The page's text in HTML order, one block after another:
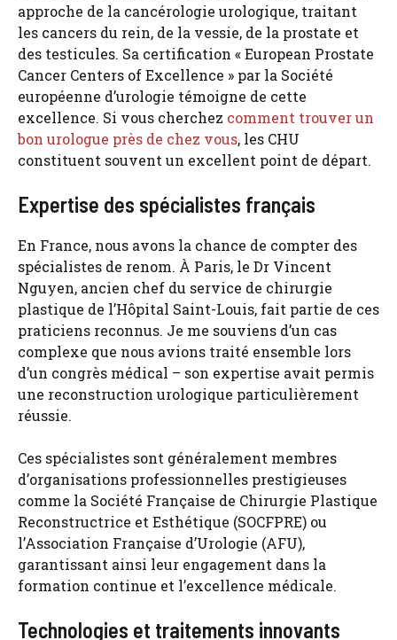
approche de la cancérologie urologique, traitant
les cancers du rein, de la vessie, de la prostate et
des testicules. Sa certification « European Prostate
Cancer Centers of Excellence » par la Société
européenne d’urologie témoigne de cette
excellence. Si vous cherchez comment trouver un
bon urologue près de chez vous, les CHU
constituent souvent un excellent point de départ.
Expertise des spécialistes français
En France, nous avons la chance de compter des
spécialistes de renom. À Paris, le Dr Vincent
Nguyen, ancien chef du service de chirurgie
plastique de l’Hôpital Saint-Louis, fait partie de ces
praticiens reconnus. Je me souviens d’un cas
complexe que nous avions traité ensemble lors
d’un congrès médical – son expertise avait permis
une reconstruction urologique particulièrement
réussie.
Ces spécialistes sont généralement membres
d’organisations professionnelles prestigieuses
comme la Société Française de Chirurgie Plastique
Reconstructrice et Esthétique (SOCFPRE) ou
l’Association Française d’Urologie (AFU),
garantissant ainsi leur engagement dans la
formation continue et l’excellence médicale.
Technologies et traitements innovants